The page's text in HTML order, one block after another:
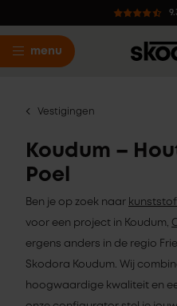
menu
Vestigingen
Koudum –
Poel
Ben je op zoek naar
voor een project in Koudum,
ergens anders in de regio
Skodora Koudum. Wij
hoogwaardige kwaliteit en